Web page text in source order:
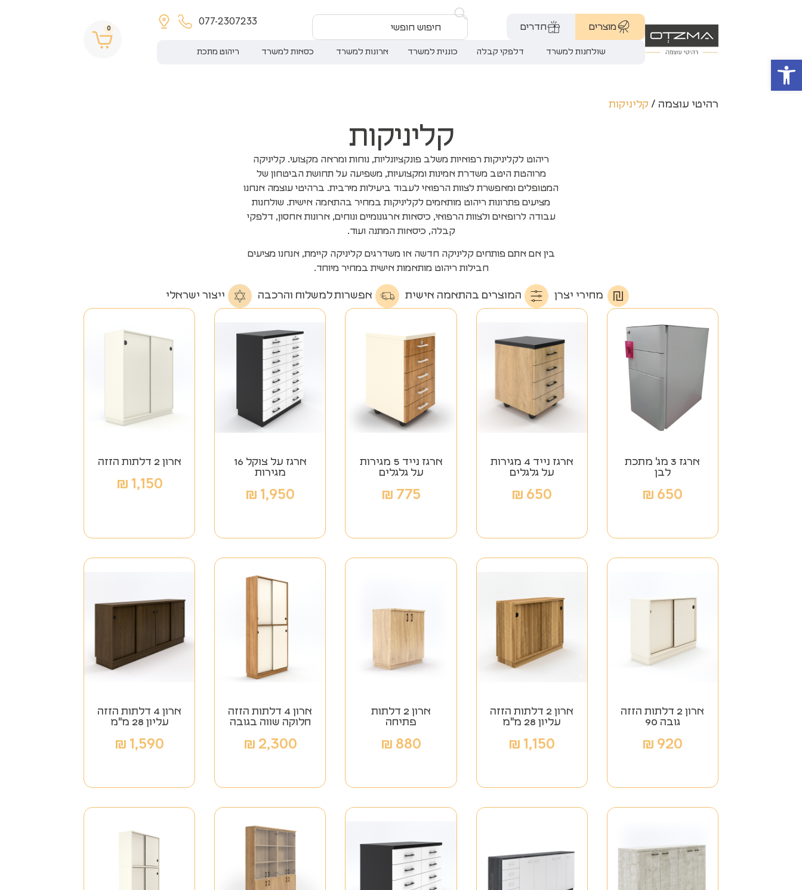
פתח סרגל נגישות
077-2307233
מוצרים חדרים
שולחנות למשרד דלפקי קבלה כוננית למשרד ארונות למשרד כסאות למשרד ריהוט מתכת
0
רהיטי עוצמה / קליניקות
קליניקות
ריהוט לקליניקות רפואיות משלב פונקציונליות, נוחות ומראה מקצועי. קליניקה
מרוהטת היטב משדרת אמינות ומקצועיות, משפיעה על תחושת הביטחון של
המטופלים ומאפשרת לצוות הרפואי לעבוד ביעילות מירבית. ברהיטי עוצמה אנחנו
מציעים פתרונות ריהוט מותאמים לקליניקות במחיר בהתאמה אישית. שולחנות
עבודה לרופאים ולצוות הרפואי, כיסאות ארגונומיים ונוחים, ארונות אחסון, דלפקי
קבלה, כיסאות המתנה ועוד.
בין אם אתם פותחים קליניקה חדשה או משדרגים קליניקה קיימת, אנחנו מציעים
חבילות ריהוט מותאמות אישית במחיר מיוחד.
מחירי יצרן המוצרים בהתאמה אישית אפשרות למשלוח והרכבה ייצור ישראלי
ארגז 3 מג' מתכת
לבן
650
₪
ארגז נייד 4 מגירות
על גלגלים
650
₪
ארגז נייד 5 מגירות
על גלגלים
775
₪
ארגז על צוקל 16
מגירות
1,950
₪
ארון 2 דלתות הזזה
1,150
₪
ארון 2 דלתות הזזה
גובה 90
920
₪
ארון 2 דלתות הזזה
עליון 28 מ"מ
1,150
₪
ארון 2 דלתות
פתיחה
880
₪
ארון 4 דלתות הזזה
חלוקה שווה בגובה
2,300
₪
ארון 4 דלתות הזזה
עליון 28 מ"מ
1,590
₪